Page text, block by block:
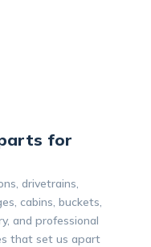
for
drivetrains,
cabins, buckets,
and professional
that set us apart